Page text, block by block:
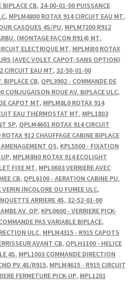
BIPLACE CB, 24-00-01-00 PUISSANCE
, MPLM4800 ROTAX 914 CIRCUIT EAU MT,
CASQUES 4S/PU, MPLM7200 R912
(MONTAGE FAÇON R914) MT,
ELECTRIQUE MT, MPLM8I0 ROTAX
(AVEC VOLET CAPOT-SANS OPTION)
CIRCUIT EAU MT, 32-50-01-00
BIPLACE CB, QPL3902 - COMMANDE DE
CONJUGAISON ROUE AV. BIPLACE ULC,
CAPOT MT, MPLM8L0 ROTAX 914
EAU THERMOSTAT MT, MPL1803
SP, QPLM4601 ROTAX 914 CIRCUIT
912 CHAUFFAGE CABINE BIPLACE
QS, KPL5500 - FIXATION
, MPLM8N0 ROTAX 914 ECOLIGHT
FIXE MT, MPL0603 VERRIERE AVEC
CB, QPL6100 - AERATION CABINE PU,
VERIN INCOLORE OU FUMEE ULC,
ARRIERE 4S, 32-52-01-00
AV. OP, KPL0600 - VERRIERE PICK-
PAS VARIABLE BIPLACE,
ULC, MPLM4315 - R915 CAPOTS
AVANT CB, QPLH1100 - HELICE
4S, MPL1003 COMMANDE DIRECTION
PV 4S/R915, MPLM4615 - R915 CIRCUIT
FERMETURE PICK-UP, MPL1201